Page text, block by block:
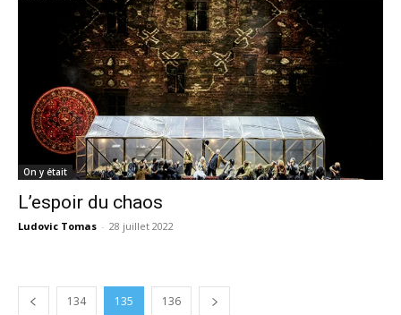
On y était
L’espoir du chaos
Ludovic Tomas - 28 juillet 2022
134 135 136